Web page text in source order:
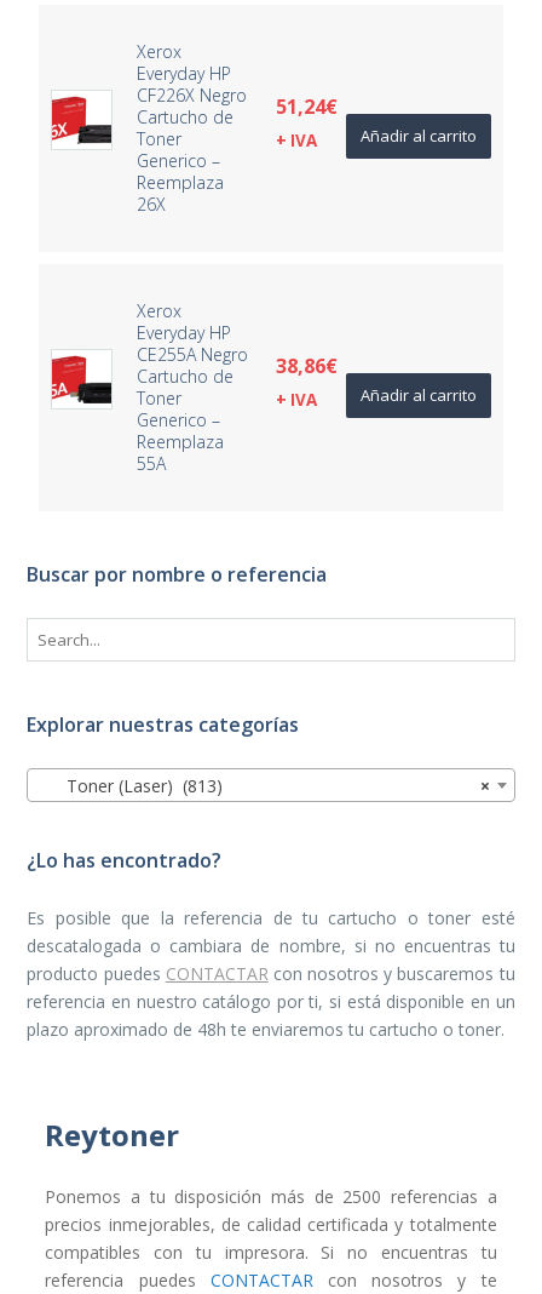
Xerox
Everyday HP
CF226X Negro
Cartucho de
Toner
Generico –
Reemplaza
26X
51,24€
+ IVA Añadir al carrito
Xerox
Everyday HP
CE255A Negro
Cartucho de
Toner
Generico –
Reemplaza
55A
38,86€
+ IVA Añadir al carrito
Buscar por nombre o referencia
Explorar nuestras categorías
×
Toner (Laser) (813)
¿Lo has encontrado?
Es posible que la referencia de tu cartucho o toner esté
descatalogada o cambiara de nombre, si no encuentras tu
producto puedes CONTACTARcon nosotros y buscaremos tu
referencia en nuestro catálogo por ti, si está disponible en un
plazo aproximado de 48h te enviaremos tu cartucho o toner.
Reytoner
Ponemos a tu disposición más de 2500 referencias a
precios inmejorables, de calidad certificada y totalmente
compatibles con tu impresora. Si no encuentras tu
referencia puedes CONTACTARcon nosotros y te